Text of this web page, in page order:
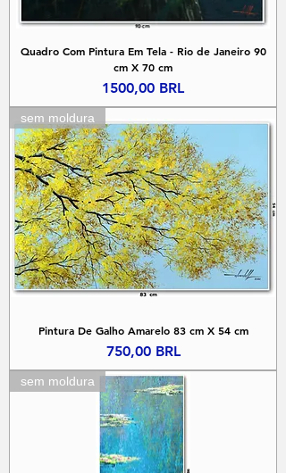
Quadro Com Pintura Em Tela - Rio de Janeiro 90
cm X 70 cm
Precio
1500,00 BRL
sem moldura
Pintura De Galho Amarelo 83 cm X 54 cm
Precio
750,00 BRL
sem moldura